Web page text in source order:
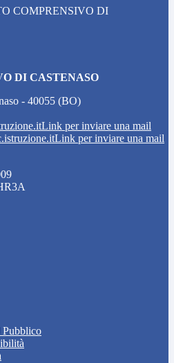
COMPRENSIVO DI
DI CASTENASO
- 40055 (BO)
Link per inviare una mail
Link per inviare una mail